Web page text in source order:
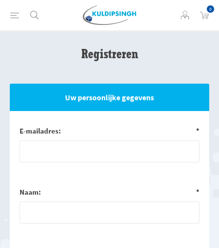
0
Registreren
Uw persoonlijke gegevens
E-mailadres: *
Naam: *